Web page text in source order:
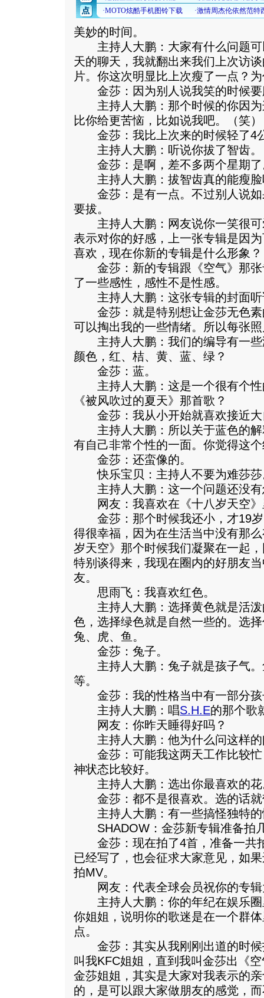
美妙的时间。
主持人大鹏：大家有什么问题可
天的聊天，我就翻出来我们上次访
片。你这次明显比上次瘦了一点？
金莎：因为别人说我笑的时候要
主持人大鹏：那个时候的你因为
比你给更苦恼，比如说我吧。（笑）
金莎：我比上次来的时候轻了4
主持人大鹏：听说你拔了智齿。
金莎：是啊，差不多两个星期了
主持人大鹏：拔智齿真的能瘦脸
金莎：是有一点。不过别人说如
要拔。
主持人大鹏：网友说你一笑很可
表示对你的好感，上一张专辑是因
喜欢，现在你新的专辑是什么形象？
金莎：新的专辑跟《空气》那张
了一些感性，感性不是性感。
主持人大鹏：这张专辑的封面听
金莎：就是特别想让金莎无色素
可以掏出我的一些情绪。所以每张
主持人大鹏：我们的编导有一些
颜色，红、桔、黄、蓝、绿？
金莎：蓝。
主持人大鹏：这是一个很有个性
《被风吹过的夏天》那首歌？
金莎：我从小开始就喜欢接近大
主持人大鹏：所以关于蓝色的解
有自己非常个性的一面。你觉得这
金莎：还蛮像的。
快乐宝贝：主持人不要为难莎莎
主持人大鹏：这一个问题还没有
网友：我喜欢在《十八岁天空》
金莎：那个时候我还小，才19岁
得很幸福，因为在生活当中没有那
岁天空》那个时候我们凝聚在一起
特别谈得来，我现在圈内的好朋友
友。
思雨飞：我喜欢红色。
主持人大鹏：选择黄色就是活泼
色，选择绿色就是自然一些的。选
兔、虎、鱼。
金莎：兔子。
主持人大鹏：兔子就是孩子气。
等。
金莎：我的性格当中有一部分孩
主持人大鹏：唱S.H.E的那个歌
网友：你昨天睡得好吗？
主持人大鹏：他为什么问这样的
金莎：可能我这两天工作比较忙
神状态比较好。
主持人大鹏：选出你最喜欢的花
金莎：都不是很喜欢。选的话就
主持人大鹏：有一些搞怪独特的
SHADOW：金莎新专辑准备拍
金莎：现在拍了4首，准备一共
已经写了，也会征求大家意见，如
拍MV。
网友：代表全球会员祝你的专辑
主持人大鹏：你的年纪在娱乐圈
你姐姐，说明你的歌迷是在一个群
点。
金莎：其实从我刚刚出道的时候
叫我KFC姐姐，直到我叫金莎出《
金莎姐姐，其实是大家对我表示的
的，是可以跟大家做朋友的感觉，